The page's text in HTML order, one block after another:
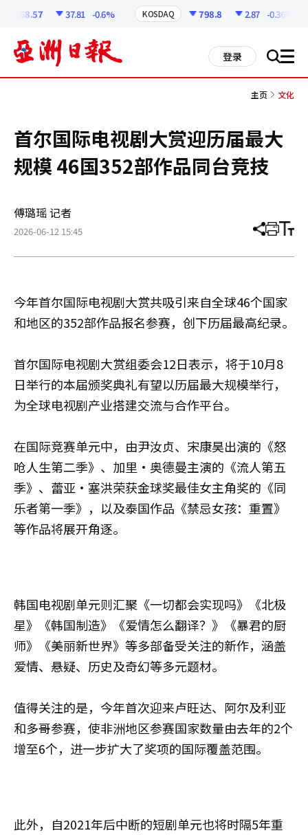
6258.57 37.81 -0.6% KOSDAQ 798.8 2.87 -0.36%
登录 搜 all
主页 文化
首尔国际电视剧大赏迎历届最大
规模 46国352部作品同台竞技
傅璐瑶 记者
2026-06-12 15:45 分
章
打 调
小
今年首尔国际电视剧大赏共吸引来自全球46个国家
和地区的352部作品报名参赛，创下历届最高纪录。
首尔国际电视剧大赏组委会12日表示，将于10月8
日举行的本届颁奖典礼有望以历届最大规模举行，
为全球电视剧产业搭建交流与合作平台。
在国际竞赛单元中，由尹汝贞、宋康昊出演的《怒
呛人生第二季》、加里·奥德曼主演的《流人第五
季》、蕾亚·塞洪荣获金球奖最佳女主角奖的《同
乐者第一季》，以及泰国作品《禁忌女孩：重置》
等作品将展开角逐。
韩国电视剧单元则汇聚《一切都会实现吗》《北极
星》《韩国制造》《爱情怎么翻译？》《暴君的厨
师》《美丽新世界》等多部备受关注的新作，涵盖
爱情、悬疑、历史及奇幻等多元题材。
值得关注的是，今年首次迎来卢旺达、阿尔及利亚
和多哥参赛，使非洲地区参赛国家数量由去年的2个
增至6个，进一步扩大了奖项的国际覆盖范围。
此外，自2021年后中断的短剧单元也将时隔5年重